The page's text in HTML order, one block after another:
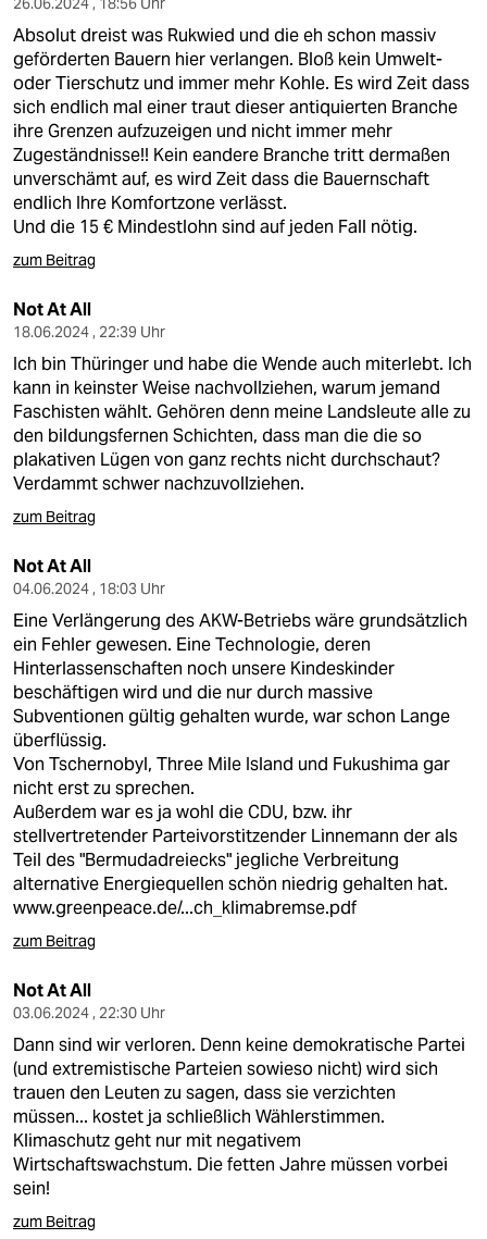
Absolut dreist was Rukwied und die eh schon massiv
geförderten Bauern hier verlangen. Bloß kein Umwelt-
oder Tierschutz und immer mehr Kohle. Es wird Zeit dass
sich endlich mal einer traut dieser antiquierten Branche
ihre Grenzen aufzuzeigen und nicht immer mehr
Zugeständnisse!! Kein eandere Branche tritt dermaßen
unverschämt auf, es wird Zeit dass die Bauernschaft
endlich Ihre Komfortzone verlässt.
Und die 15 € Mindestlohn sind auf jeden Fall nötig.
zum Beitrag
Not At All
18.06.2024 , 22:39 Uhr
Ich bin Thüringer und habe die Wende auch miterlebt. Ich
kann in keinster Weise nachvollziehen, warum jemand
Faschisten wählt. Gehören denn meine Landsleute alle zu
den bildungsfernen Schichten, dass man die die so
plakativen Lügen von ganz rechts nicht durchschaut?
Verdammt schwer nachzuvollziehen.
zum Beitrag
Not At All
04.06.2024 , 18:03 Uhr
Eine Verlängerung des AKW-Betriebs wäre grundsätzlich
ein Fehler gewesen. Eine Technologie, deren
Hinterlassenschaften noch unsere Kindeskinder
beschäftigen wird und die nur durch massive
Subventionen gültig gehalten wurde, war schon Lange
überflüssig.
Von Tschernobyl, Three Mile Island und Fukushima gar
nicht erst zu sprechen.
Außerdem war es ja wohl die CDU, bzw. ihr
stellvertretender Parteivorstitzender Linnemann der als
Teil des "Bermudadreiecks" jegliche Verbreitung
alternative Energiequellen schön niedrig gehalten hat.
www.greenpeace.de/...ch_klimabremse.pdf
zum Beitrag
Not At All
03.06.2024 , 22:30 Uhr
Dann sind wir verloren. Denn keine demokratische Partei
(und extremistische Parteien sowieso nicht) wird sich
trauen den Leuten zu sagen, dass sie verzichten
müssen... kostet ja schließlich Wählerstimmen.
Klimaschutz geht nur mit negativem
Wirtschaftswachstum. Die fetten Jahre müssen vorbei
sein!
zum Beitrag